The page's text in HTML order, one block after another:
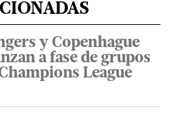
y Copenhague
a fase de grupos
League